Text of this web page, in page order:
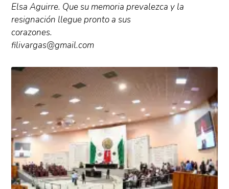
Elsa Aguirre. Que su memoria prevalezca y la
resignación llegue pronto a sus
corazones.
filivargas@gmail.com